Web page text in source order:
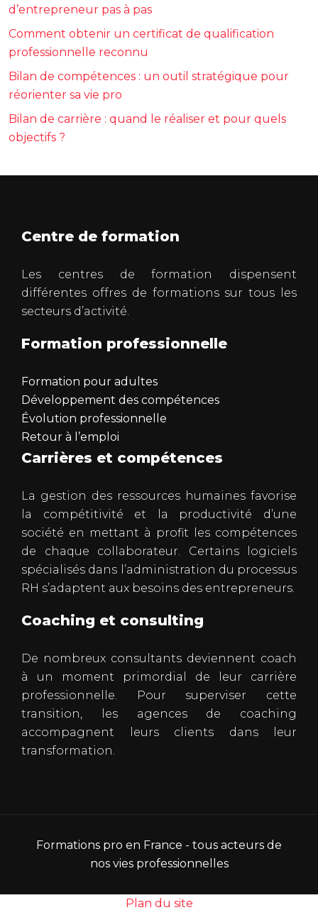
d’entrepreneur pas à pas
Comment obtenir un certificat de qualification
professionnelle reconnu
Bilan de compétences : un outil stratégique pour
réorienter sa vie pro
Bilan de carrière : quand le réaliser et pour quels
objectifs ?
Centre de formation
Les centres de formation dispensent
différentes offres de formations sur tous les
secteurs d’activité.
Formation professionnelle
Formation pour adultes
Développement des compétences
Évolution professionnelle
Retour à l’emploi
Carrières et compétences
La gestion des ressources humaines favorise
la compétitivité et la productivité d’une
société en mettant à profit les compétences
de chaque collaborateur. Certains logiciels
spécialisés dans l’administration du processus
RH s’adaptent aux besoins des entrepreneurs.
Coaching et consulting
De nombreux consultants deviennent coach
à un moment primordial de leur carrière
professionnelle. Pour superviser cette
transition, les agences de coaching
accompagnent leurs clients dans leur
transformation.
Formations pro en France - tous acteurs de
nos vies professionnelles
Plan du site